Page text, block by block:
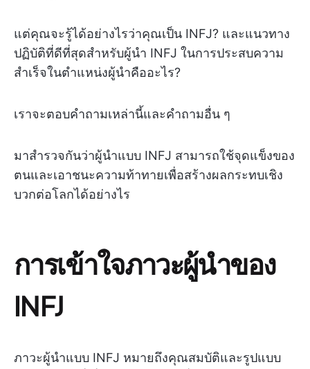
แต่คุณจะรู้ได้อย่างไรว่าคุณเป็น INFJ? และแนวทาง
ปฏิบัติที่ดีที่สุดสำหรับผู้นำ INFJ ในการประสบความ
สำเร็จในตำแหน่งผู้นำคืออะไร?
เราจะตอบคำถามเหล่านี้และคำถามอื่น ๆ
มาสำรวจกันว่าผู้นำแบบ INFJ สามารถใช้จุดแข็งของ
ตนและเอาชนะความท้าทายเพื่อสร้างผลกระทบเชิง
บวกต่อโลกได้อย่างไร
การเข้าใจภาวะผู้นำของ
INFJ
ภาวะผู้นำแบบ INFJ หมายถึงคุณสมบัติและรูปแบบ